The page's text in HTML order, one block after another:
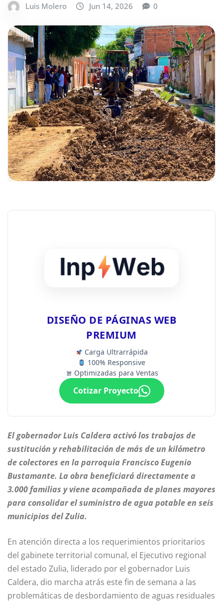
Luis Molero Jun 14, 2026 0
DISEÑO DE PÁGINAS WEB
PREMIUM
Carga Ultrarrápida
100% Responsive
Optimizadas para Ventas
Cotizar Proyecto
El gobernador Luis Caldera activó los trabajos de
sustitución y rehabilitación de más de un kilómetro
de colectores en la parroquia Francisco Eugenio
Bustamante. La obra beneficiará directamente a
3.000 familias y viene acompañada de planes mayores
para consolidar el suministro de agua potable en seis
municipios del Zulia.
En atención directa a los requerimientos prioritarios
del gabinete territorial comunal, el Ejecutivo regional
del estado Zulia, liderado por el gobernador Luis
Caldera, dio marcha atrás este fin de semana a las
problemáticas de desbordamiento de aguas residuales